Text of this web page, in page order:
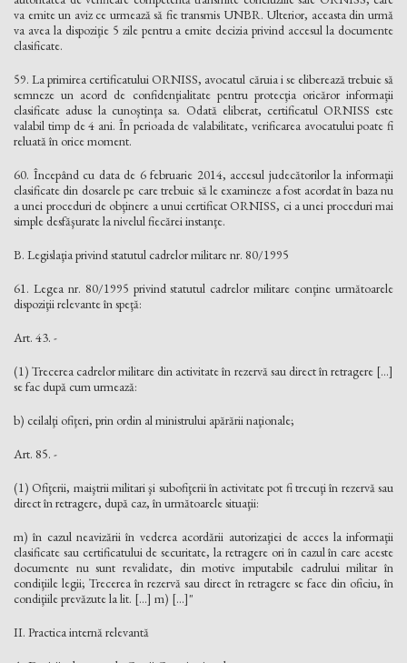
va emite un aviz ce urmează să fie transmis UNBR. Ulterior, aceasta din urmă
va avea la dispoziţie 5 zile pentru a emite decizia privind accesul la documente
clasificate.
59. La primirea certificatului ORNISS, avocatul căruia i se eliberează trebuie să
semneze un acord de confidenţialitate pentru protecţia oricăror informaţii
clasificate aduse la cunoştinţa sa. Odată eliberat, certificatul ORNISS este
valabil timp de 4 ani. În perioada de valabilitate, verificarea avocatului poate fi
reluată în orice moment.
60. Începând cu data de 6 februarie 2014, accesul judecătorilor la informaţii
clasificate din dosarele pe care trebuie să le examineze a fost acordat în baza nu
a unei proceduri de obţinere a unui certificat ORNISS, ci a unei proceduri mai
simple desfăşurate la nivelul fiecărei instanţe.
B. Legislaţia privind statutul cadrelor militare nr. 80/1995
61. Legea nr. 80/1995 privind statutul cadrelor militare conţine următoarele
dispoziţii relevante în speţă:
Art. 43. -
(1) Trecerea cadrelor militare din activitate în rezervă sau direct în retragere [...]
se fac după cum urmează:
b) ceilalţi ofiţeri, prin ordin al ministrului apărării naţionale;
Art. 85. -
(1) Ofiţerii, maiştrii militari şi subofiţerii în activitate pot fi trecuţi în rezervă sau
direct în retragere, după caz, în următoarele situaţii:
m) în cazul neavizării în vederea acordării autorizaţiei de acces la informaţii
clasificate sau certificatului de securitate, la retragere ori în cazul în care aceste
documente nu sunt revalidate, din motive imputabile cadrului militar în
condiţiile legii; Trecerea în rezervă sau direct în retragere se face din oficiu, în
condiţiile prevăzute la lit. [...] m) [...]"
II. Practica internă relevantă